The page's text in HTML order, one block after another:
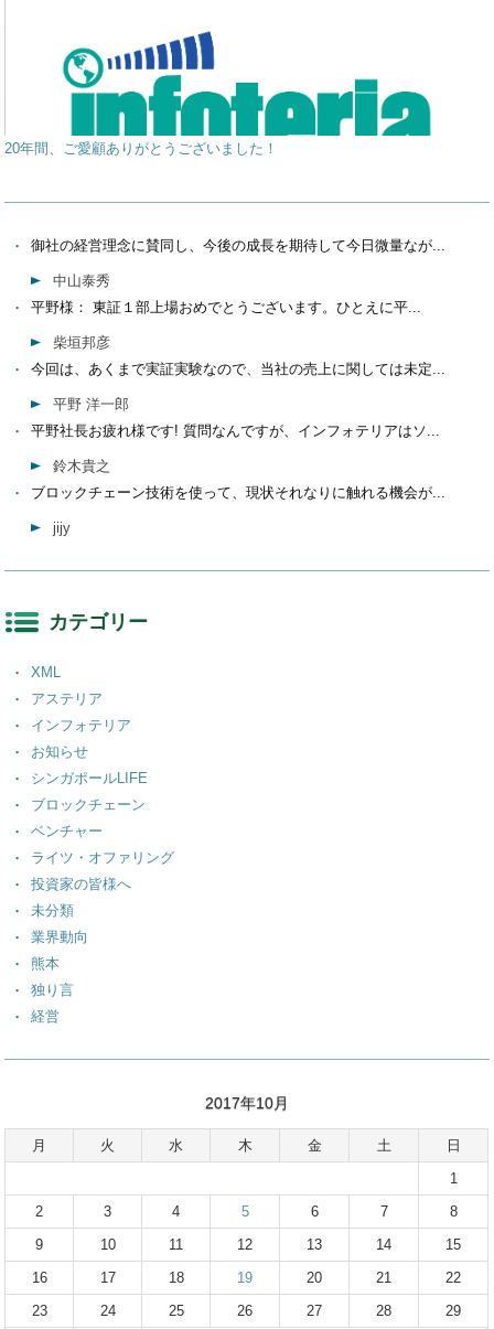
20年間、ご愛顧ありがとうございました！
御社の経営理念に賛同し、今後の成長を期待して今日微量なが...
中山泰秀
平野様： 東証１部上場おめでとうございます。ひとえに平...
柴垣邦彦
今回は、あくまで実証実験なので、当社の売上に関しては未定...
平野 洋一郎
平野社長お疲れ様です! 質問なんですが、インフォテリアはソ...
鈴木貴之
ブロックチェーン技術を使って、現状それなりに触れる機会が...
jijy
カテゴリー
XML
アステリア
インフォテリア
お知らせ
シンガポールLIFE
ブロックチェーン
ベンチャー
ライツ・オファリング
投資家の皆様へ
未分類
業界動向
熊本
独り言
経営
2017年10月
月 火 水 木 金 土
日
1
2
3 4 5 6 7
8
9
10 11 12 13 14
15
16
17 18 19 20 21
22
23
24 25 26 27 28
29